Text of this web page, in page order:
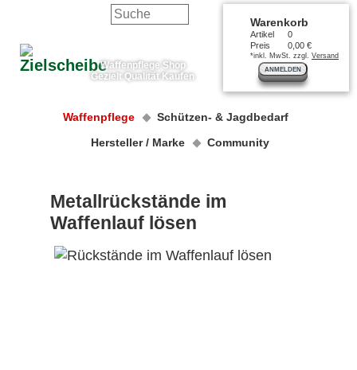
Waffenpflege Shop
Gezielt Qualität Kaufen
Warenkorb
Artikel
0
Preis
0,00 €
*inkl. MwSt. zzgl. Versand
ANMELDEN
Waffenpflege
Schützen- & Jagdbedarf
Hersteller / Marke
Community
Metallrückstände im
Waffenlauf lösen